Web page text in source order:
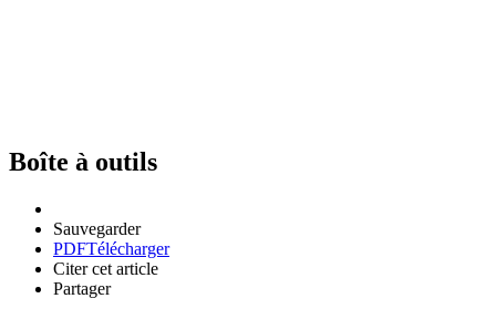
Boîte à outils
Sauvegarder
PDFTélécharger
Citer cet article
Partager